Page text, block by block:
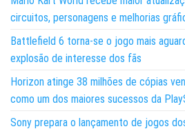
circuitos, personagens e melhorias
Battlefield 6 torna-se o jogo mais
explosão de interesse dos fãs
Horizon atinge 38 milhões de cópias
como um dos maiores sucessos da
Sony prepara o lançamento de jogos